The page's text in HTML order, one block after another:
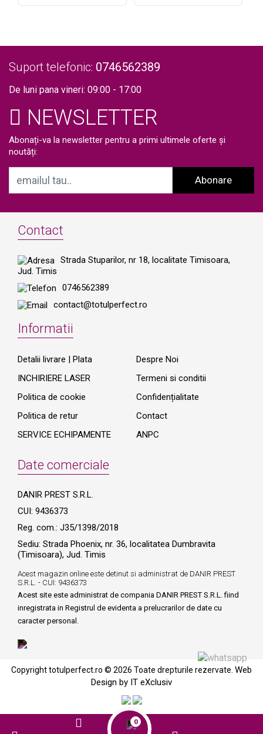
Suport telefonic: 0746562389
De luni pana vineri: 09:00 - 17:00
NEWSLETTER
Abonați-va la newsletter pentru a primi ultimele oferte și
noutăți:
Abonare
Contact
Strada Stuparilor, nr 18, localitate Timisoara,
Jud. Timis
0746562389
contact@totulperfect.ro
Informatii
Detalii livrare | Plata
INCHIRIERE LASER
Politica de cookie
Politica de retur
SERVICE ECHIPAMENTE
Despre Noi
Termeni si conditii
Confidențialitate
Contact
ANPC
Date comerciale
DANIR PREST S.R.L.
CUI: 9436373
Reg. com.: J35/1398/2018
Sediu: Strada Phoenix, nr. 36, localitatea Dumbravita
(Timisoara), Jud. Timis
Acest magazin online este detinut si administrat de DANIR PREST
S.R.L. - CUI: 9436373
Acest site este administrat de compania DANIR PREST S.R.L. fiind
inregistrata in Registrul de evidenta a prelucrarilor de date cu
caracter personal.
Copyright totulperfect.ro © 2026 Toate drepturile rezervate. Web
Design by IT eXclusiv
0